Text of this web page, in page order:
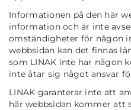
Informationen på den här
information och är inte
omständigheter för någon
webbsidan kan det finnas
som LINAK inte har någon
inte åtar sig något ansvar
LINAK garanterar inte att
här webbsidan kommer att